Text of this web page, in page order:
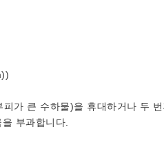
가 큰 수하물)을 휴대하거나 두
부과합니다.